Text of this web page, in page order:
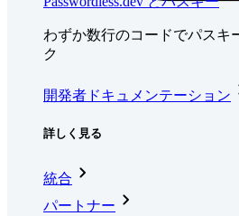
わずか数行のコードでパスキ
ク
開発者ドキュメンテーション
詳しく見る
統合
パートナー